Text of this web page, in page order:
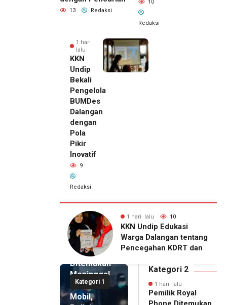
13 Redaksi
10
Redaksi
1 hari
lalu
KKN
Undip
Bekali
Pengelola
BUMDes
Dalangan
dengan
Pola
Pikir
Inovatif
9
Redaksi
1 hari lalu 9
KKN Undip Bekali
Pengelola BUMDes
Dalangan dengan Pola
Kategori 1
1 hari lalu
Pemilik
Royal
Phone
Ditemukan
Meninggal
di Dalam
Mobil,
Kategori 2
1 hari lalu
Pemilik Royal